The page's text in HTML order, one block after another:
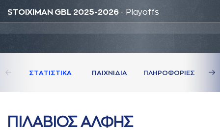
STOIXIMAN GBL 2025-2026 - Playoffs
ΣΤAΤΙΣΤΙΚA ΠAΙΧΝΙΔΙA ΠΛΗΡΟΦΟΡΙΕΣ
ΠΙΛAΒΙΟΣ AΛΦΗΣ